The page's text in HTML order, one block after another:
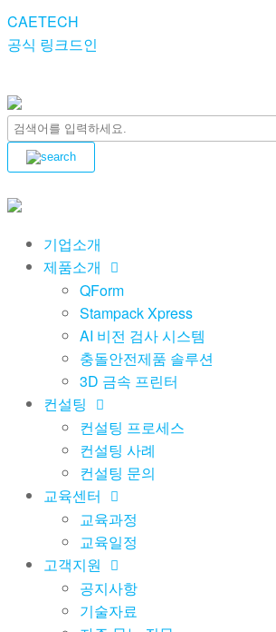
CAETECH
공식 링크드인
기업소개
제품소개
QForm
Stampack Xpress
AI 비전 검사 시스템
충돌안전제품 솔루션
3D 금속 프린터
컨설팅
컨설팅 프로세스
컨설팅 사례
컨설팅 문의
교육센터
교육과정
교육일정
고객지원
공지사항
기술자료